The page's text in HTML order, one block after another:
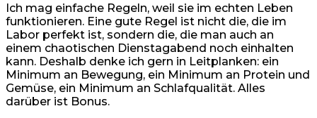
Ich mag einfache Regeln, weil sie im echten Leben
funktionieren. Eine gute Regel ist nicht die, die im
Labor perfekt ist, sondern die, die man auch an
einem chaotischen Dienstagabend noch einhalten
kann. Deshalb denke ich gern in Leitplanken: ein
Minimum an Bewegung, ein Minimum an Protein und
Gemüse, ein Minimum an Schlafqualität. Alles
darüber ist Bonus.